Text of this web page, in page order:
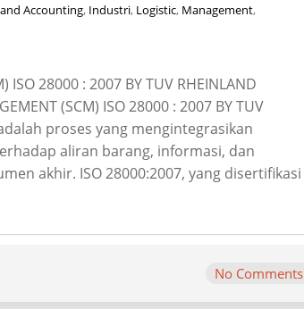
Accounting, Industri, Logistic, Management,
ISO 28000 : 2007 BY TUV RHEINLAND
(SCM) ISO 28000 : 2007 BY TUV
proses yang mengintegrasikan
aliran barang, informasi, dan
akhir. ISO 28000:2007, yang disertifikasi
No Comments